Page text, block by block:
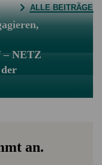
ALLE BEITRÄGE
– NETZ
an.